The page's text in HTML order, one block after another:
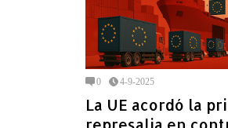
0 4-9-2025
La UE acordó la